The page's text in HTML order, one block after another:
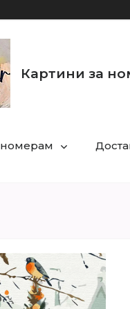
Картини за
номерам